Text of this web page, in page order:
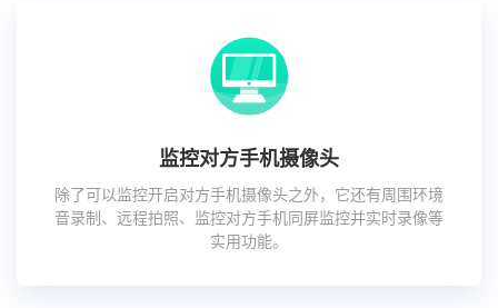
监控对方手机摄像头
除了可以监控开启对方手机摄像头之外，它还有周围环境
音录制、远程拍照、监控对方手机同屏监控并实时录像等
实用功能。